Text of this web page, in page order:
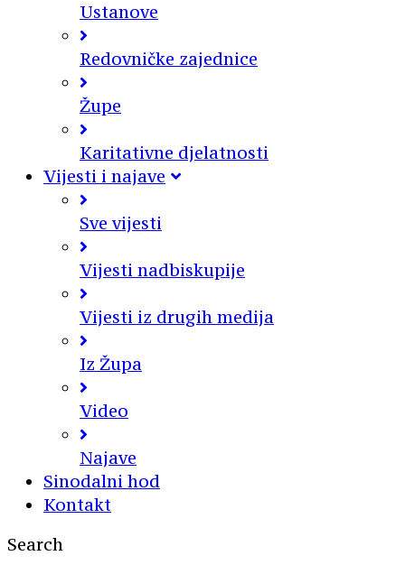
Ustanove
Redovničke zajednice
Župe
Karitativne djelatnosti
Vijesti i najave
Sve vijesti
Vijesti nadbiskupije
Vijesti iz drugih medija
Iz Župa
Video
Najave
Sinodalni hod
Kontakt
Search